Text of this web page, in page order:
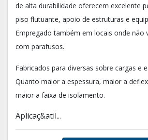
de alta durabilidade oferecem excelente
piso flutuante, apoio de estruturas e
Empregado também em locais onde não
com parafusos.
Fabricados para diversas sobre cargas e
Quanto maior a espessura, maior a
maior a faixa de isolamento.
Aplicaç&atil...